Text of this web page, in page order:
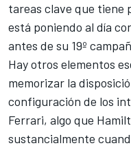
tareas clave que tiene
está poniendo al día
antes de su 19º
Hay otros elementos
memorizar la
configuración de los
Ferrari, algo que
sustancialmente